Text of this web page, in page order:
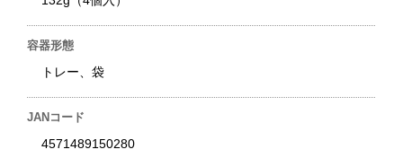
容器形態
トレー、袋
JANコード
4571489150280